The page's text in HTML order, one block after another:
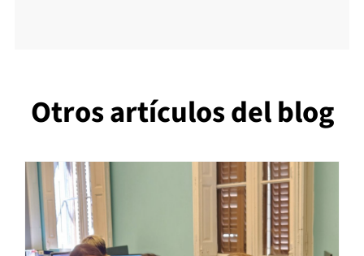
Otros artículos del blog